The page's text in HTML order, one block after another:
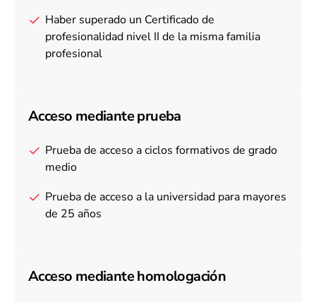
Haber superado un Certificado de
profesionalidad nivel II de la misma familia
profesional
Acceso mediante prueba
Prueba de acceso a ciclos formativos de grado
medio
Prueba de acceso a la universidad para mayores
de 25 años
Acceso mediante homologación